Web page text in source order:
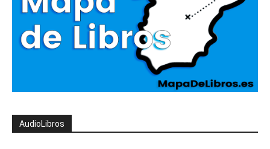
AudioLibros